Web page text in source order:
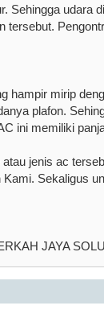
Sehingga udara
tersebut.
hampir mirip
plafon.
ini memiliki
jenis ac
Sekaligus
JAYA